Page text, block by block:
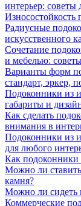
интерьер: советы
Износостойкость
Радиусные
искусственного
Сочетание
и мебелью:
Варианты форм
стандарт, эркер,
Подоконники из
габариты и
Как сделать
внимания в
Подоконники из
для любого
Как подоконники
Можно ли
камня?
Можно ли сидеть
Коммерческие